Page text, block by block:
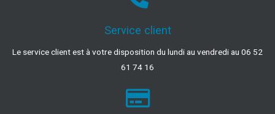
Service client
Le service client est à votre disposition du lundi au vendredi au 06 52
61 74 16